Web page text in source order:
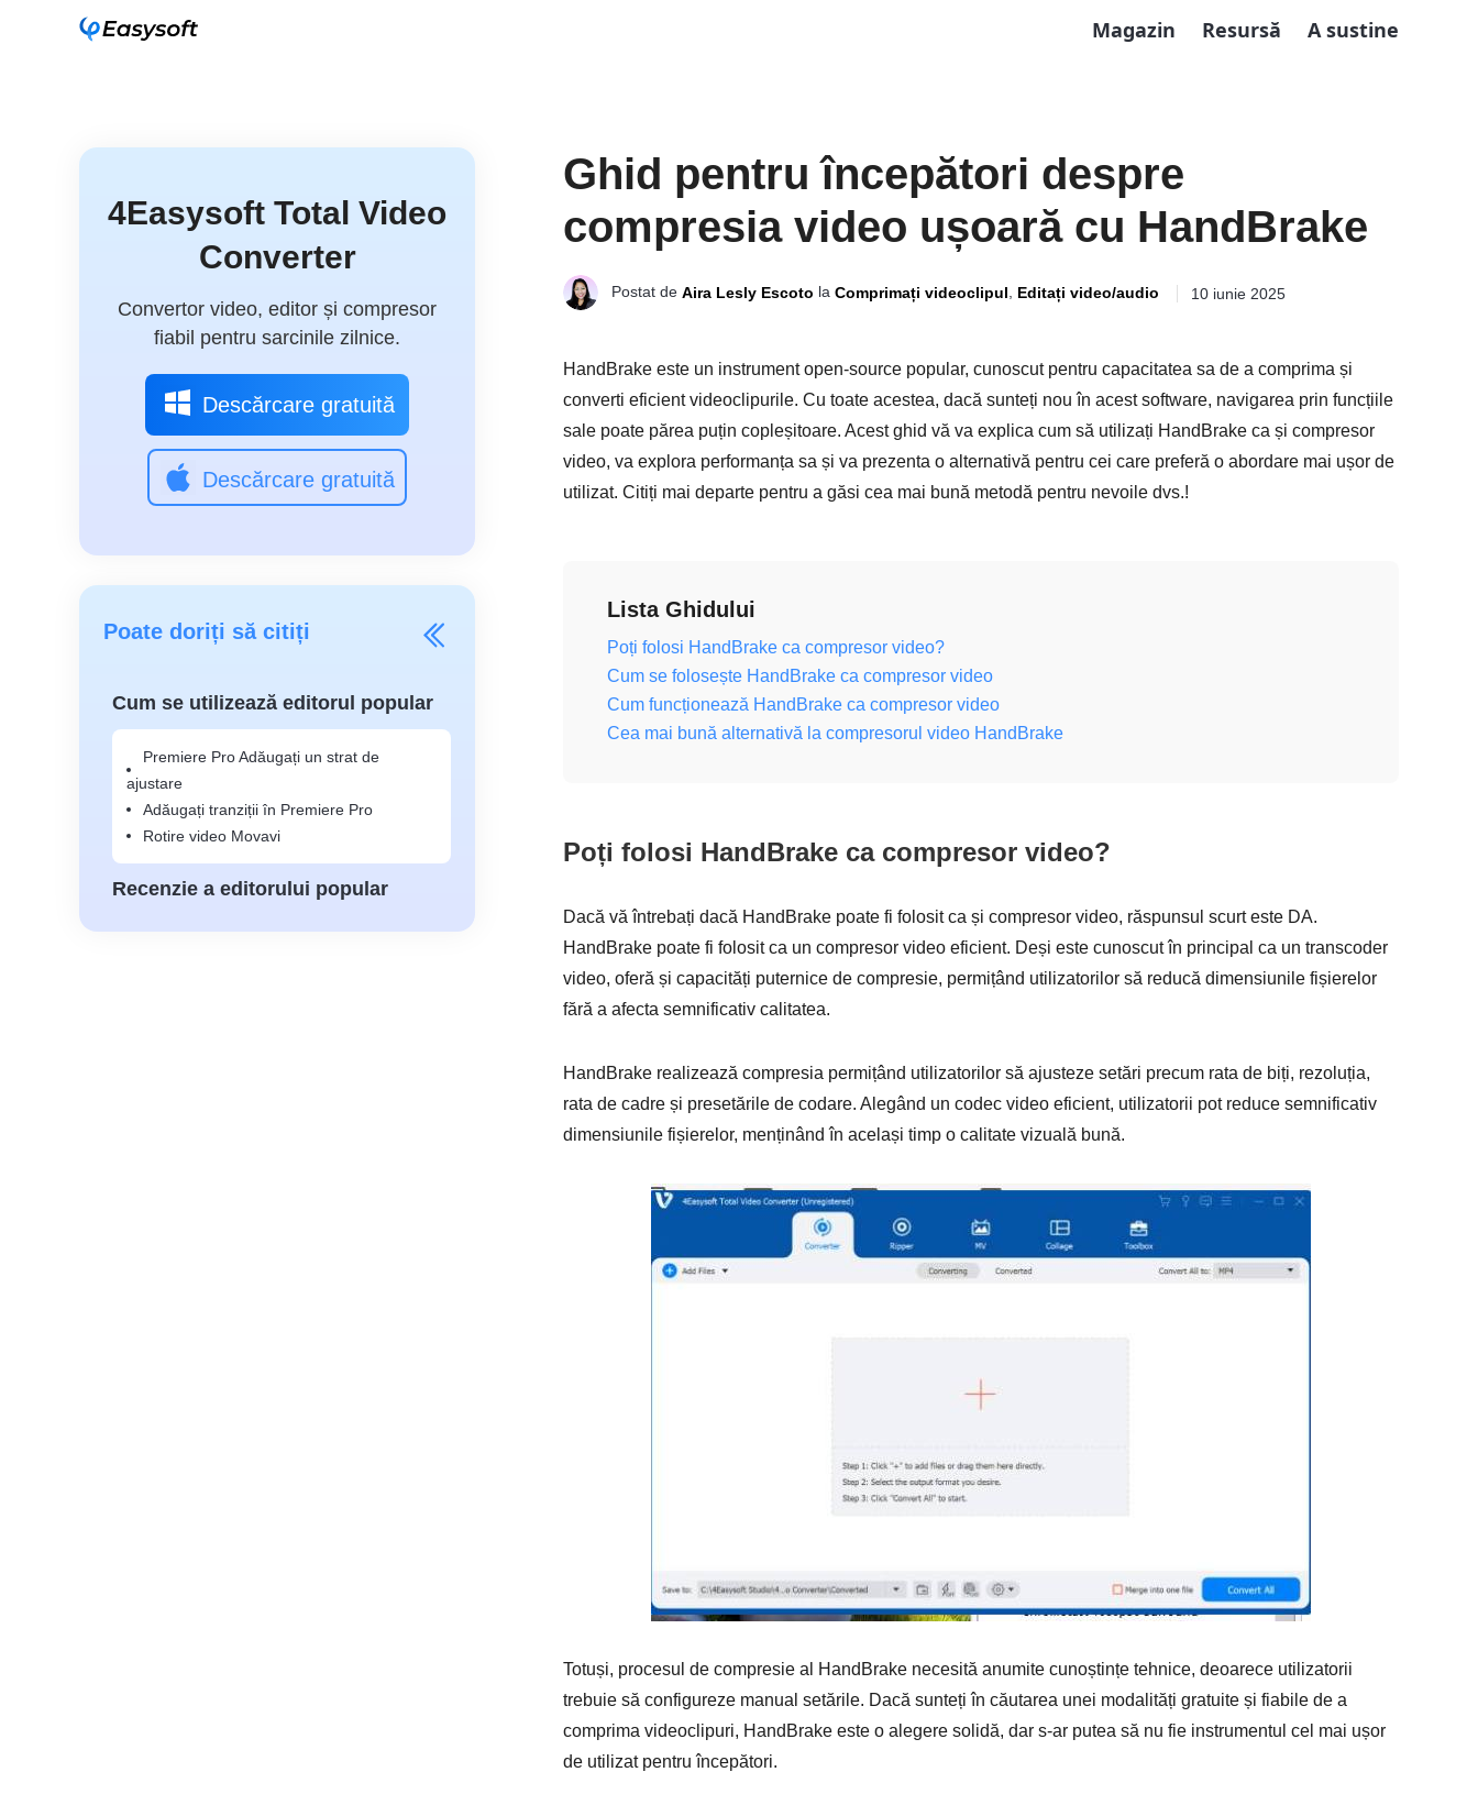
Magazin Resursă A sustine
4Easysoft Total Video
Converter
Convertor video, editor și compresor
fiabil pentru sarcinile zilnice.
Descărcare gratuită
Descărcare gratuită
Poate doriți să citiți
Cum se utilizează editorul popular
Premiere Pro Adăugați un strat de
ajustare
Adăugați tranziții în Premiere Pro
Rotire video Movavi
Recenzie a editorului popular
Ghid pentru începători despre
compresia video ușoară cu HandBrake
Postat de Aira Lesly Escoto la Comprimați videoclipul , Editați video/audio 10 iunie 2025
HandBrake este un instrument open-source popular, cunoscut pentru capacitatea sa de a comprima și
converti eficient videoclipurile. Cu toate acestea, dacă sunteți nou în acest software, navigarea prin funcțiile
sale poate părea puțin copleșitoare. Acest ghid vă va explica cum să utilizați HandBrake ca și compresor
video, va explora performanța sa și va prezenta o alternativă pentru cei care preferă o abordare mai ușor de
utilizat. Citiți mai departe pentru a găsi cea mai bună metodă pentru nevoile dvs.!
Lista Ghidului
Poți folosi HandBrake ca compresor video?
Cum se folosește HandBrake ca compresor video
Cum funcționează HandBrake ca compresor video
Cea mai bună alternativă la compresorul video HandBrake
Poți folosi HandBrake ca compresor video?
Dacă vă întrebați dacă HandBrake poate fi folosit ca și compresor video, răspunsul scurt este DA.
HandBrake poate fi folosit ca un compresor video eficient. Deși este cunoscut în principal ca un transcoder
video, oferă și capacități puternice de compresie, permițând utilizatorilor să reducă dimensiunile fișierelor
fără a afecta semnificativ calitatea.
HandBrake realizează compresia permițând utilizatorilor să ajusteze setări precum rata de biți, rezoluția,
rata de cadre și presetările de codare. Alegând un codec video eficient, utilizatorii pot reduce semnificativ
dimensiunile fișierelor, menținând în același timp o calitate vizuală bună.
Totuși, procesul de compresie al HandBrake necesită anumite cunoștințe tehnice, deoarece utilizatorii
trebuie să configureze manual setările. Dacă sunteți în căutarea unei modalități gratuite și fiabile de a
comprima videoclipuri, HandBrake este o alegere solidă, dar s-ar putea să nu fie instrumentul cel mai ușor
de utilizat pentru începători.